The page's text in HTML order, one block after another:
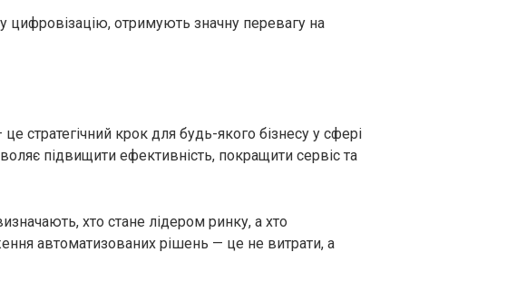
цифровізацію, отримують значну перевагу на
стратегічний крок для будь-якого бізнесу у сфері
підвищити ефективність, покращити сервіс та
хто стане лідером ринку, а хто
автоматизованих рішень — це не витрати, а